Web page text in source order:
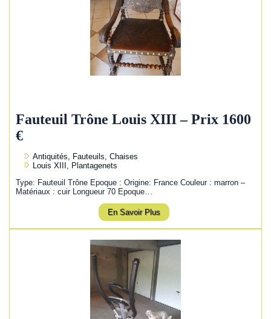
Fauteuil Trône Louis XIII – Prix 1600
€
Antiquités, Fauteuils, Chaises
Louis XIII, Plantagenets
Type: Fauteuil Trône Epoque : Origine: France Couleur : marron –
Matériaux : cuir Longueur 70 Epoque…
En Savoir Plus